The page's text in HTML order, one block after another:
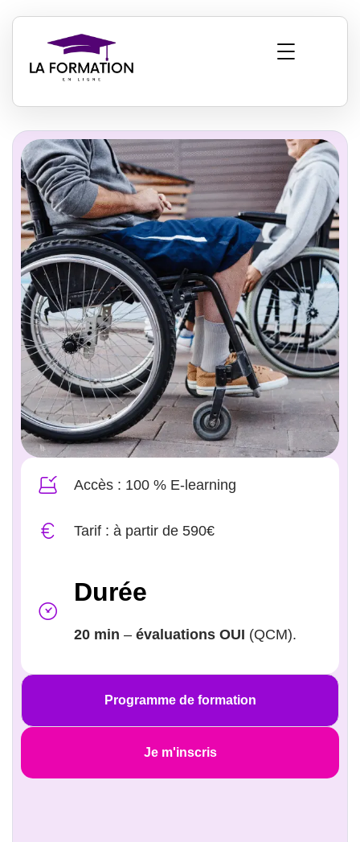
Accès : 100 % E-learning
Tarif : à partir de 590€
Durée
20 min –évaluations OUI (QCM).
Programme de formation
Je m'inscris